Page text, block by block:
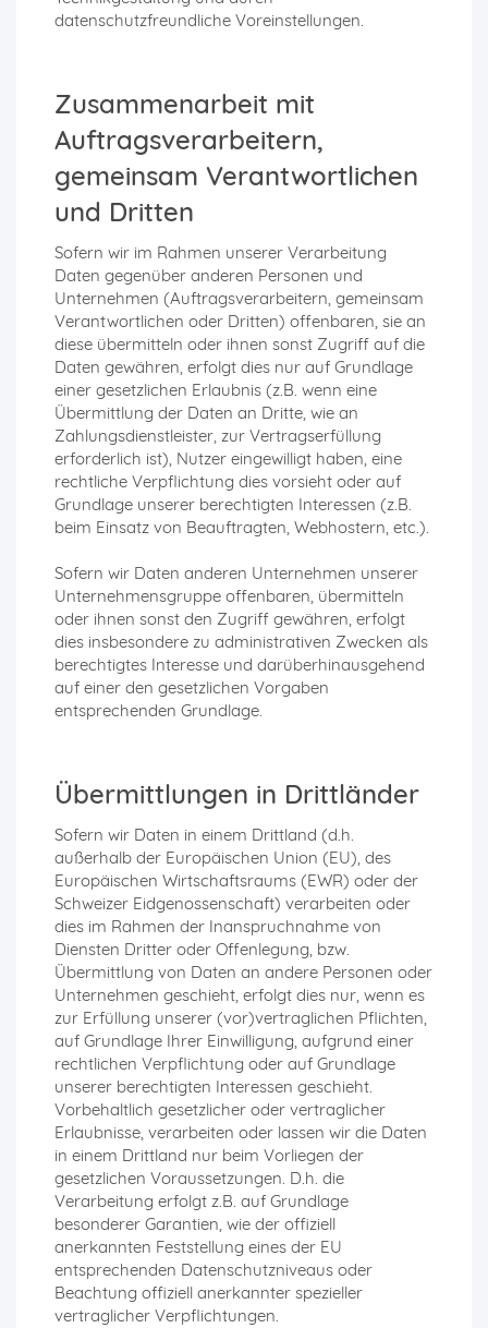
datenschutzfreundliche Voreinstellungen.
Zusammenarbeit mit
Auftragsverarbeitern,
gemeinsam Verantwortlichen
und Dritten
Sofern wir im Rahmen unserer Verarbeitung
Daten gegenüber anderen Personen und
Unternehmen (Auftragsverarbeitern, gemeinsam
Verantwortlichen oder Dritten) offenbaren, sie an
diese übermitteln oder ihnen sonst Zugriff auf die
Daten gewähren, erfolgt dies nur auf Grundlage
einer gesetzlichen Erlaubnis (z.B. wenn eine
Übermittlung der Daten an Dritte, wie an
Zahlungsdienstleister, zur Vertragserfüllung
erforderlich ist), Nutzer eingewilligt haben, eine
rechtliche Verpflichtung dies vorsieht oder auf
Grundlage unserer berechtigten Interessen (z.B.
beim Einsatz von Beauftragten, Webhostern, etc.).
Sofern wir Daten anderen Unternehmen unserer
Unternehmensgruppe offenbaren, übermitteln
oder ihnen sonst den Zugriff gewähren, erfolgt
dies insbesondere zu administrativen Zwecken als
berechtigtes Interesse und darüberhinausgehend
auf einer den gesetzlichen Vorgaben
entsprechenden Grundlage.
Übermittlungen in Drittländer
Sofern wir Daten in einem Drittland (d.h.
außerhalb der Europäischen Union (EU), des
Europäischen Wirtschaftsraums (EWR) oder der
Schweizer Eidgenossenschaft) verarbeiten oder
dies im Rahmen der Inanspruchnahme von
Diensten Dritter oder Offenlegung, bzw.
Übermittlung von Daten an andere Personen oder
Unternehmen geschieht, erfolgt dies nur, wenn es
zur Erfüllung unserer (vor)vertraglichen Pflichten,
auf Grundlage Ihrer Einwilligung, aufgrund einer
rechtlichen Verpflichtung oder auf Grundlage
unserer berechtigten Interessen geschieht.
Vorbehaltlich gesetzlicher oder vertraglicher
Erlaubnisse, verarbeiten oder lassen wir die Daten
in einem Drittland nur beim Vorliegen der
gesetzlichen Voraussetzungen. D.h. die
Verarbeitung erfolgt z.B. auf Grundlage
besonderer Garantien, wie der offiziell
anerkannten Feststellung eines der EU
entsprechenden Datenschutzniveaus oder
Beachtung offiziell anerkannter spezieller
vertraglicher Verpflichtungen.